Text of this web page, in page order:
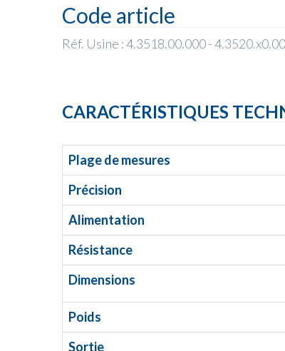
Code article
Réf. Usine : 4.3518.00.000 -
CARACTÉRISTIQUES
Plage de mesures
Précision
Alimentation
Résistance
Dimensions
Poids
Sortie